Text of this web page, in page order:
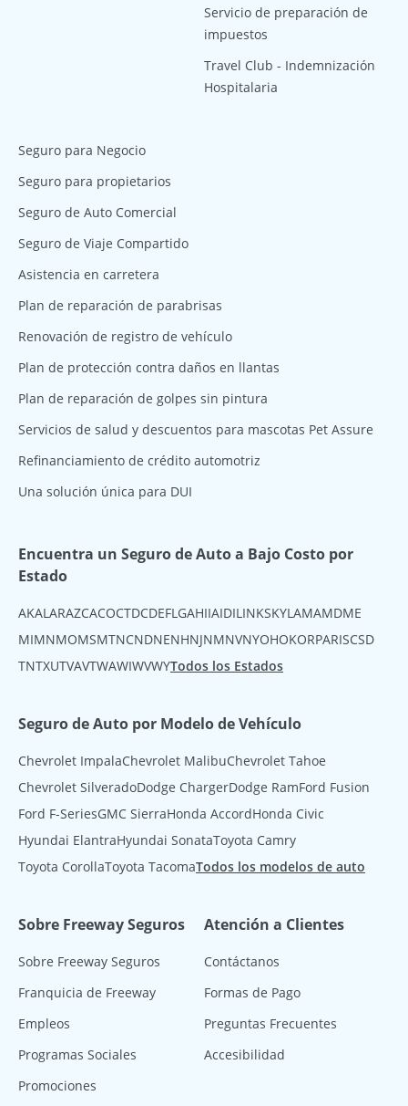
Servicio de preparación de
impuestos
Travel Club - Indemnización
Hospitalaria
Seguro para Negocio
Seguro para propietarios
Seguro de Auto Comercial
Seguro de Viaje Compartido
Asistencia en carretera
Plan de reparación de parabrisas
Renovación de registro de vehículo
Plan de protección contra daños en llantas
Plan de reparación de golpes sin pintura
Servicios de salud y descuentos para mascotas Pet Assure
Refinanciamiento de crédito automotriz
Una solución única para DUI
Encuentra un Seguro de Auto a Bajo Costo por
Estado
AKAL ARAZCACOCTDCDEFL GAHIIAIDIL INKSKYLAMAMDME
MIMNMOMSMTNCNDNENHNJNMNVNYOHOKORPARISCSD
TNTXUTVAVTWAWIWVWYTodos los Estados
Seguro de Auto por Modelo de Vehículo
Chevrolet ImpalaChevrolet MalibuChevrolet Tahoe
Chevrolet SilveradoDodge ChargerDodge RamFord Fusion
Ford F-SeriesGMC SierraHonda AccordHonda Civic
Hyundai ElantraHyundai SonataToyota Camry
Toyota CorollaToyota TacomaTodos los modelos de auto
Sobre Freeway Seguros
Sobre Freeway Seguros
Franquicia de Freeway
Empleos
Programas Sociales
Promociones
Atención a Clientes
Contáctanos
Formas de Pago
Preguntas Frecuentes
Accesibilidad